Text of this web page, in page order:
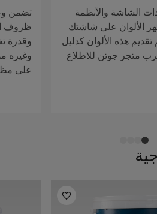
الشاشة والأنظمة
الألوان على شاشتك
تقديم هذه الألوان كدليل
متجر جوتن للاطلاع
تضمن
ظروف
وقدرة
وغيره
على